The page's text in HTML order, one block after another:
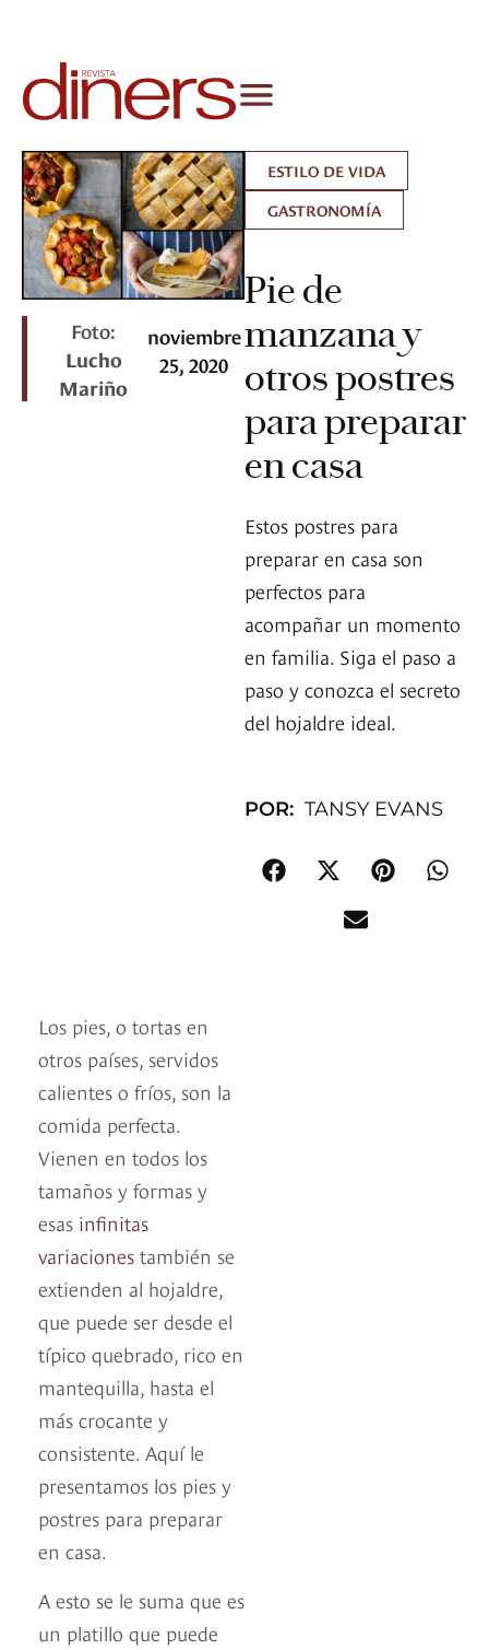
Foto:
Lucho
Mariño
noviembre
25, 2020
ESTILO DE VIDA
GASTRONOMÍA
Pie de
manzana y
otros postres
para preparar
en casa
Estos postres para
preparar en casa son
perfectos para
acompañar un momento
en familia. Siga el paso a
paso y conozca el secreto
del hojaldre ideal.
POR: TANSY EVANS
Los pies, o tortas en
otros países, servidos
calientes o fríos, son la
comida perfecta.
Vienen en todos los
tamaños y formas y
esas infinitas
variaciones también se
extienden al hojaldre,
que puede ser desde el
típico quebrado, rico en
mantequilla, hasta el
más crocante y
consistente. Aquí le
presentamos los pies y
postres para preparar
en casa.
A esto se le suma que es
un platillo que puede